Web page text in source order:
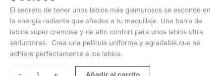
El secreto de tener unos labios más glamurosos se esconde en
la energía radiante que añades a tu maquillaje. Una barra de
labios súper cremosa y de alto confort para unos labios ultra
seductores. Crea una película uniforme y agradable que se
adhiere perfectamente a los labios.
Añadir al carrito